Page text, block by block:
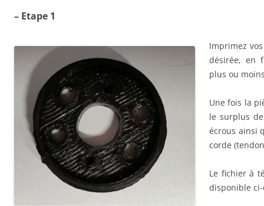
– Etape 1
Imprimez
désirée, en
plus ou
Une fois la
le surplus
écrous ainsi
corde
Le fichier à
disponible